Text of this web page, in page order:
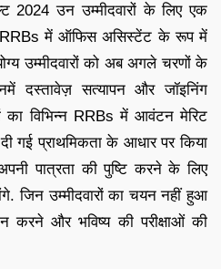
2024 उन उम्मीदवारों के लिए एक
RRBs में ऑफिस असिस्टेंट के रूप में
उम्मीदवारों को अब अगले चरणों के
दस्तावेज़ सत्यापन और जॉइनिंग
का विभिन्न RRBs में आवंटन मेरिट
गई प्राथमिकता के आधार पर किया
पात्रता की पुष्टि करने के लिए
जिन उम्मीदवारों का चयन नहीं हुआ
और भविष्य की परीक्षाओं की